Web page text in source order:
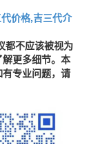
价格,吉三代介
都不应该被视为
更多细节。本
专业问题，请